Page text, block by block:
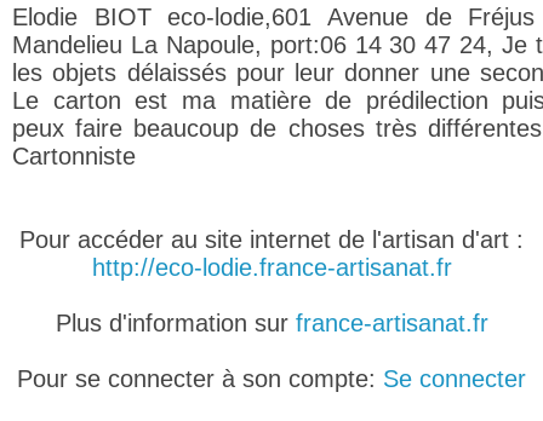
Elodie BIOT eco-lodie,601 Avenue de
Mandelieu La Napoule, port:06 14 30 47 24, Je
les objets délaissés pour leur donner une
Le carton est ma matière de prédilection
peux faire beaucoup de choses très
Cartonniste
Pour accéder au site internet de l'artisan d'art :
http://eco-lodie.france-artisanat.fr
Plus d'information sur france-artisanat.fr
Pour se connecter à son compte: Se connecter